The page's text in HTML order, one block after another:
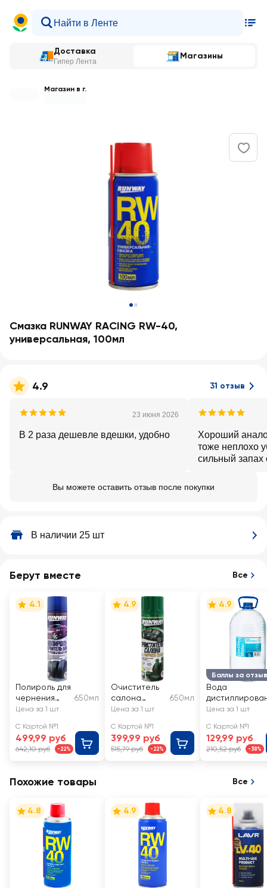
Доставка
Гипер Лента
Магазины
Магазин в г.
Смазка RUNWAY RACING RW-40,
универсальная, 100мл
4.9 31 отзыв
23 июня 2026
В 2 раза дешевле вдешки, удобно
Хороший
тоже неплохо
сильный
для дома
Вы можете оставить отзыв после покупки
В наличии 25 шт
Берут вместе Все
4.1
Полироль для
чернения
шин RUNWAY
650мл
Цена за 1 шт
С Картой №1
499,99 руб
642,10 руб -22%
4.9
Очиститель
салона
RUNWAY
650мл
Цена за 1 шт
С Картой №1
399,99 руб
515,79 руб -22%
Баллы за отзыв
4.9
Вода
SPECIALIST
Цена за 1 шт
С Картой №1
129,99 руб
210,52 руб -38%
Похожие товары Все
4.8 4.9 4.8